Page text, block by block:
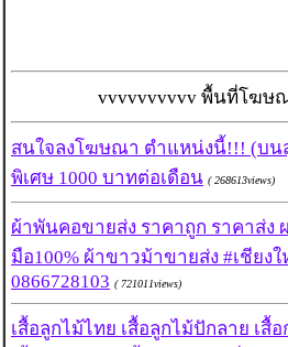
vvvvvvvvvv พื้นที่โฆษ
สนใจลงโฆษณา ตำแหน่งนี้!!! (บน
พิเศษ 1000 บาทต่อเดือน ( 268613views)
ผ้าพันคอขายส่ง ราคาถูก ราคาส่ง
มือ100% ผ้าขาวม้าขายส่ง #เชียง
0866728103 ( 721011views)
เสื้อลูกไม้ไทย เสื้อลูกไม้ปักลาย เสื้